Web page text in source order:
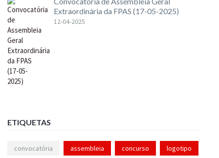
Extraordinária da FPAS (17-05-2025)
12-04-2025
ETIQUETAS
convocatória assembleia concurso logotipo